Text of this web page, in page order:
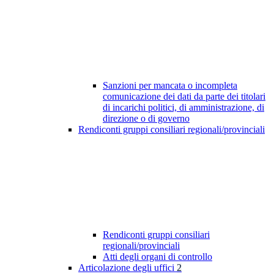
Sanzioni per mancata o incompleta
comunicazione dei dati da parte dei titolari
di incarichi politici, di amministrazione, di
direzione o di governo
Rendiconti gruppi consiliari regionali/provinciali
Rendiconti gruppi consiliari
regionali/provinciali
Atti degli organi di controllo
Articolazione degli uffici 2